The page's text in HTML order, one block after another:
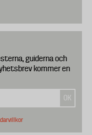
guiderna och
kommer en